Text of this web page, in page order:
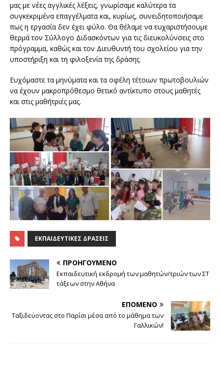
μας με νέες αγγλικές λέξεις, γνωρίσαμε καλύτερα τα
συγκεκριμένα επαγγέλματα και, κυρίως, συνειδητοποιήσαμε
πως η εργασία δεν έχει φύλο. Θα θέλαμε να ευχαριστήσουμε
θερμά τον Σύλλογο Διδασκόντων για τις διευκολύνσεις στο
πρόγραμμα, καθώς και τον Διευθυντή του σχολείου για την
υποστήριξη και τη φιλοξενία της δράσης.
Ευχόμαστε τα μηνύματα και τα οφέλη τέτοιων πρωτοβουλιών
να έχουν μακροπρόθεσμο θετικό αντίκτυπο στους μαθητές
και στις μαθήτριές μας.
ΕΚΠΑΙΔΕΥΤΙΚΈΣ ΔΡΆΣΕΙΣ
ΠΡΟΗΓΟΎΜΕΝΟ
Εκπαιδευτική εκδρομή των μαθητών/τριών των ΣΤ΄
τάξεων στην Αθήνα
ΕΠΌΜΕΝΟ
Ταξιδεύοντας στο Παρίσι μέσα από το μάθημα των
Γαλλικών!